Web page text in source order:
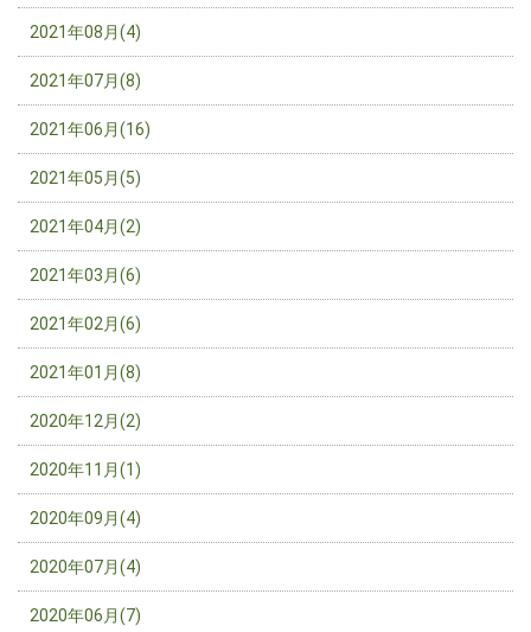
2021年08月(4)
2021年07月(8)
2021年06月(16)
2021年05月(5)
2021年04月(2)
2021年03月(6)
2021年02月(6)
2021年01月(8)
2020年12月(2)
2020年11月(1)
2020年09月(4)
2020年07月(4)
2020年06月(7)